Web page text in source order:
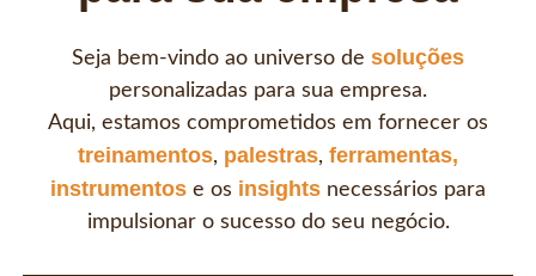
Seja bem-vindo ao universo de soluções
personalizadas para sua empresa.
Aqui, estamos comprometidos em fornecer os
treinamentos, palestras, ferramentas,
instrumentos e os insights necessários para
impulsionar o sucesso do seu negócio.